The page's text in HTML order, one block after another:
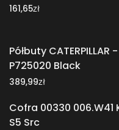
161,65zł
Półbuty CATERPILLAR
P725020 Black
389,99zł
Cofra 00330 006.W41
S5 Src